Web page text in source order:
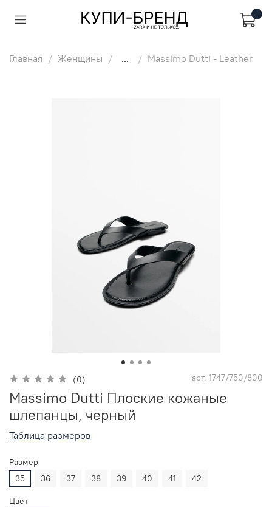
Главная Женщины ... Massimo Dutti - Leather
(0) арт. 1747/750/800
Massimo Dutti Плоские кожаные
шлепанцы, черный
Таблица размеров
Размер
35
36 37 38 39 40 41 42
Цвет